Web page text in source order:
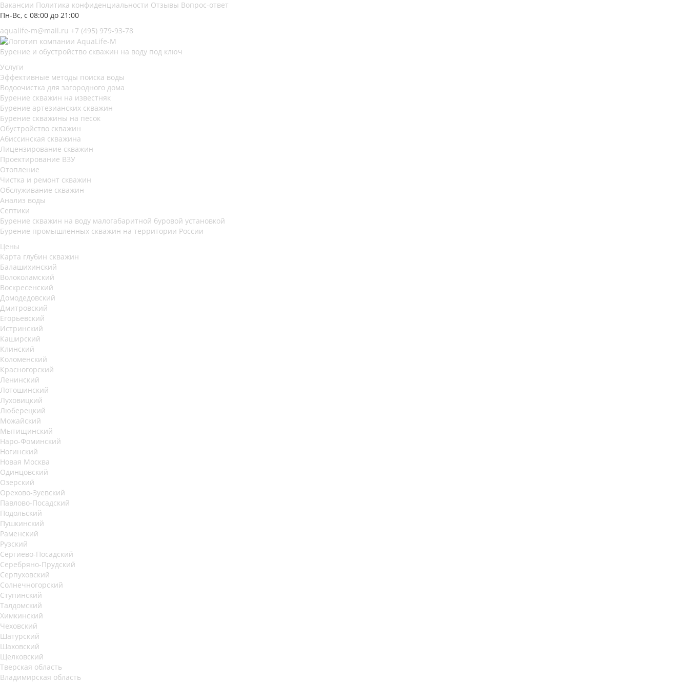
Вакансии Политика конфиденциальности Отзывы Вопрос-ответ
Пн-Вс, с 08:00 до 21:00
aqualife-m@mail.ru +7 (495) 979-93-78
Бурение и обустройство скважин на воду под ключ
Услуги
Эффективные методы поиска воды
Водоочистка для загородного дома
Бурение скважин на известняк
Бурение артезианских скважин
Бурение скважины на песок
Обустройство скважин
Абиссинская скважина
Лицензирование скважин
Проектирование ВЗУ
Отопление
Чистка и ремонт скважин
Обслуживание скважин
Анализ воды
Септики
Бурение скважин на воду малогабаритной буровой установкой
Бурение промышленных скважин на территории России
Цены
Карта глубин скважин
Балашихинский
Волоколамский
Воскресенский
Домодедовский
Дмитровский
Егорьевский
Истринский
Каширский
Клинский
Коломенский
Красногорский
Ленинский
Лотошинский
Луховицкий
Люберецкий
Можайский
Мытищинский
Наро-Фоминский
Ногинский
Новая Москва
Одинцовский
Озерский
Орехово-Зуевский
Павлово-Посадский
Подольский
Пушкинский
Раменский
Рузский
Сергиево-Посадский
Серебряно-Прудский
Серпуховский
Солнечногорский
Ступинский
Талдомский
Химкинский
Чеховский
Шатурский
Шаховский
Щелковский
Тверская область
Владимирская область